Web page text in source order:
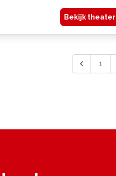
Bekijk theater
1